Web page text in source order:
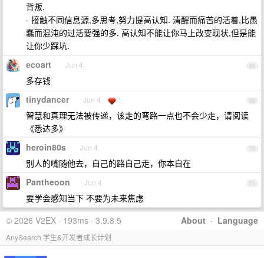
背叛.
- 接触不同信息源,多思考,努力提高认知. 清醒而痛苦的活着,比愚
蠢而混沌的过活要强的多. 高认知不能让你马上改变现状,但是能
让你少踩坑.
68
ecoart Jun 4
多存钱
69
tinydancer Jun 4 1
智慧和真理无法被传递，该走的弯路一点也不会少走，请阅读
《悉达多》
70
heroin80s Jun 4
别人的嘴随他去，自己的路自己走，你本自在
71
Pantheoon Jun 4
要学会感知当下 不要为未来焦虑
About · Language
© 2026 V2EX · 193ms · 3.9.8.5
AnySearch 学生&开发者成长计划